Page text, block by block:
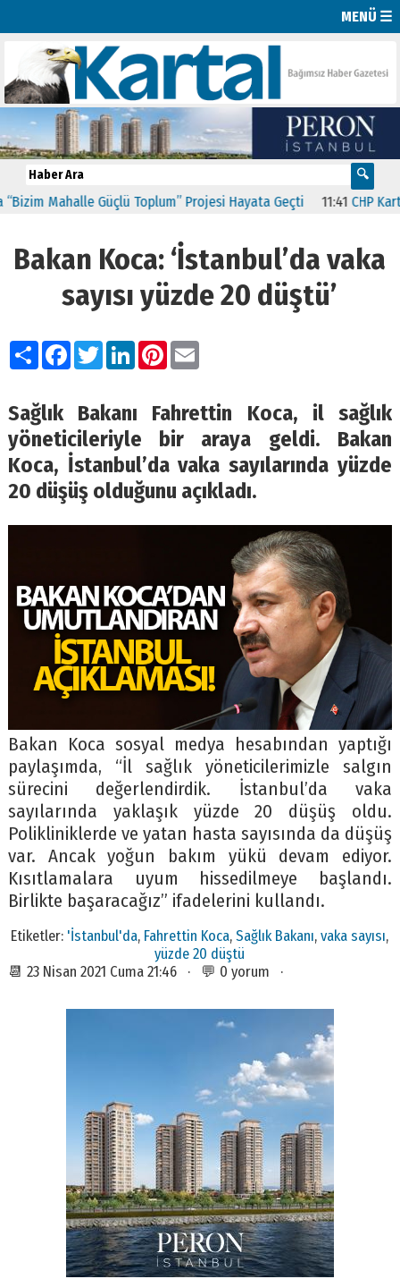
MENÜ ☰
Mahalle Güçlü Toplum” Projesi Hayata Geçti 11:41 CHP
Bakan Koca: ‘İstanbul’da vaka
sayısı yüzde 20 düştü’
PaylaşFacebook
TwitterLinkedIn
Pinterest
Email
Sağlık Bakanı Fahrettin Koca, il sağlık
yöneticileriyle bir araya geldi. Bakan
Koca, İstanbul’da vaka sayılarında yüzde
20 düşüş olduğunu açıkladı.
Bakan Koca sosyal medya hesabından yaptığı
paylaşımda, “İl sağlık yöneticilerimizle salgın
sürecini değerlendirdik. İstanbul’da vaka
sayılarında yaklaşık yüzde 20 düşüş oldu.
Polikliniklerde ve yatan hasta sayısında da düşüş
var. Ancak yoğun bakım yükü devam ediyor.
Kısıtlamalara uyum hissedilmeye başlandı.
Birlikte başaracağız” ifadelerini kullandı.
Etiketler: 'İstanbul'da, Fahrettin Koca,Sağlık Bakanı,vaka sayısı,
yüzde 20 düştü
📆 23 Nisan 2021 Cuma 21:46 · 💬 0 yorum ·